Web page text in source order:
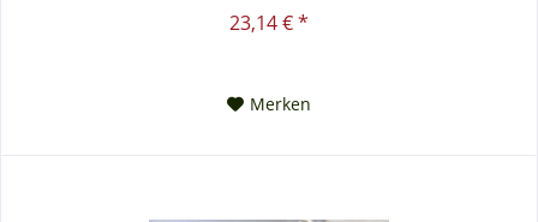
23,14 € *
Merken